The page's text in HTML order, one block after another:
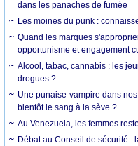
dans les panaches de fumée
Les moines du punk :
Quand les marques
opportunisme et engagement
Alcool, tabac, cannabis : les
drogues ?
Une punaise-vampire dans
bientôt le sang à la sève ?
Au Venezuela, les femmes
Débat au Conseil de sécurité :